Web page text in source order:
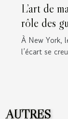
L’art de
rôle des
À New York,
l’écart se
AUTRES